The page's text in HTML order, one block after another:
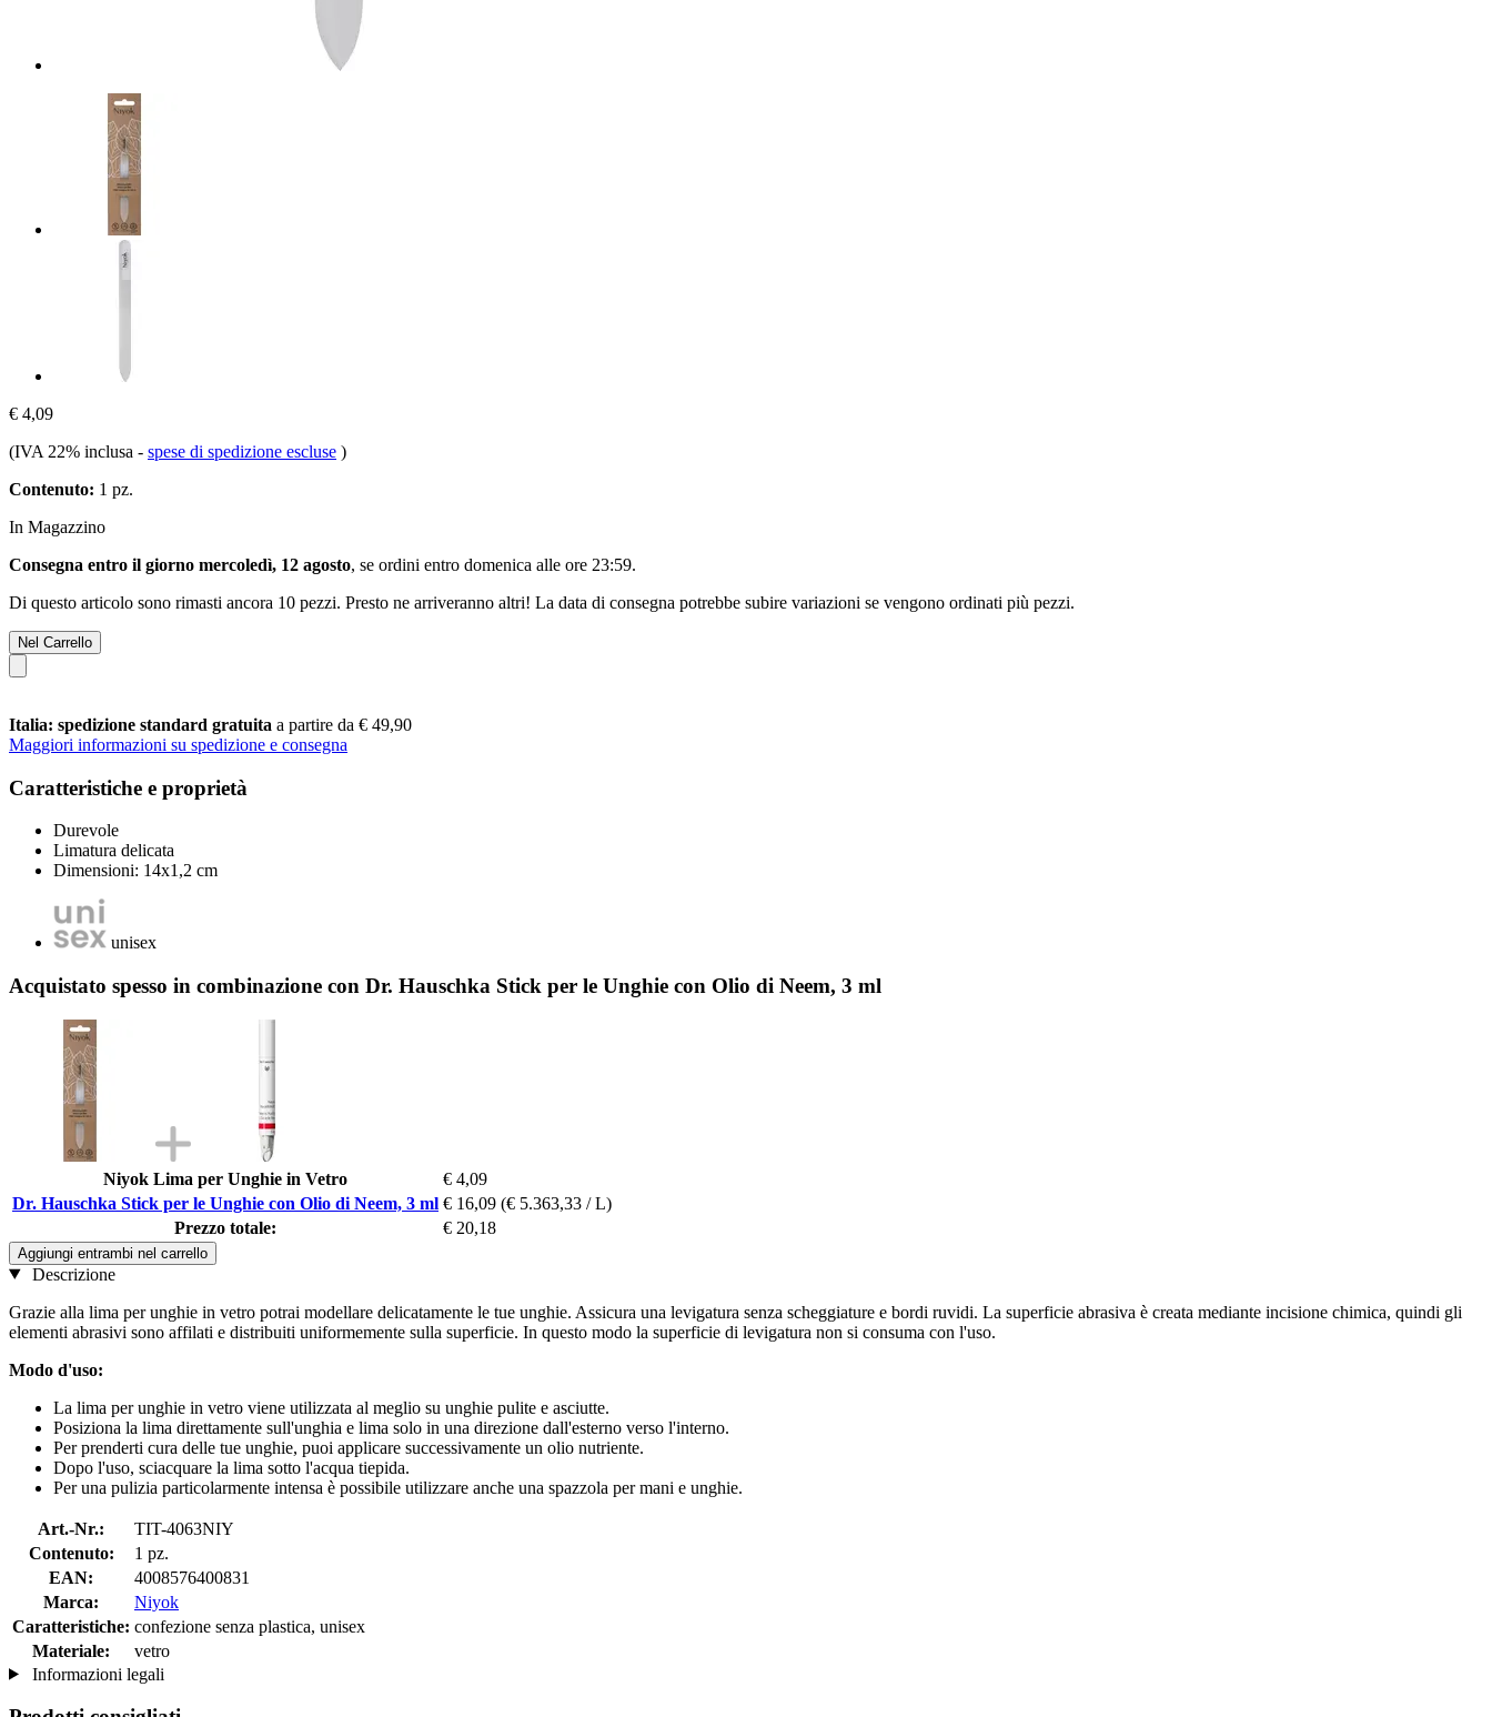
€ 4,09
(IVA 22% inclusa - spese di spedizione escluse )
Contenuto: 1 pz.
In Magazzino
Consegna entro il giorno mercoledì, 12 agosto, se ordini entro domenica alle ore 23:59.
Di questo articolo sono rimasti ancora 10 pezzi. Presto ne arriveranno altri! La data di consegna potrebbe subire variazioni se vengono ordinati più pezzi.
Nel Carrello
Italia: spedizione standard gratuita a partire da € 49,90
Maggiori informazioni su spedizione e consegna
Caratteristiche e proprietà
Durevole
Limatura delicata
Dimensioni: 14x1,2 cm
unisex
Acquistato spesso in combinazione con Dr. Hauschka Stick per le Unghie con Olio di Neem, 3 ml
Niyok Lima per Unghie in Vetro
€ 4,09
Dr. Hauschka Stick per le Unghie con Olio di Neem, 3 ml € 16,09 (€ 5.363,33 / L)
Prezzo totale:
€ 20,18
Aggiungi entrambi nel carrello
Descrizione
Grazie alla lima per unghie in vetro potrai modellare delicatamente le tue unghie. Assicura una levigatura senza scheggiature e bordi ruvidi. La superficie abrasiva è creata mediante incisione chimica, quindi gli
elementi abrasivi sono affilati e distribuiti uniformemente sulla superficie. In questo modo la superficie di levigatura non si consuma con l'uso.
Modo d'uso:
La lima per unghie in vetro viene utilizzata al meglio su unghie pulite e asciutte.
Posiziona la lima direttamente sull'unghia e lima solo in una direzione dall'esterno verso l'interno.
Per prenderti cura delle tue unghie, puoi applicare successivamente un olio nutriente.
Dopo l'uso, sciacquare la lima sotto l'acqua tiepida.
Per una pulizia particolarmente intensa è possibile utilizzare anche una spazzola per mani e unghie.
Art.-Nr.:
TIT-4063NIY
Contenuto:
1 pz.
EAN:
4008576400831
Marca:
Niyok
Caratteristiche: confezione senza plastica, unisex
Materiale:
vetro
Informazioni legali